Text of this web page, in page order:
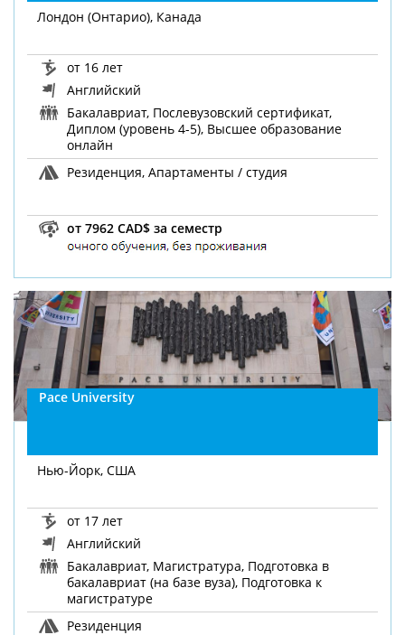
Лондон (Онтарио), Канада
от 16 лет
Английский
Бакалавриат, Послевузовский сертификат,
Диплом (уровень 4-5), Высшее образование
онлайн
Резиденция, Апартаменты / студия
от 7962 CAD$ за семестр
Pace University
Нью-Йорк, США
от 17 лет
Английский
Бакалавриат, Магистратура, Подготовка в
бакалавриат (на базе вуза), Подготовка к
магистратуре
Резиденция